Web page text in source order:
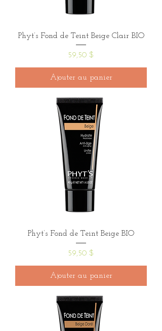
Phyt’s Fond de Teint Beige Clair BIO
Prix
59,50 $
Ajouter au panier
Phyt’s Fond de Teint Beige BIO
Prix
59,50 $
Ajouter au panier